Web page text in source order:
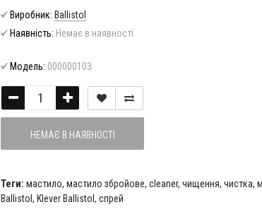
Виробник: Ballistol
Наявність: Немає в наявності
Модель: 000000103
НЕМАЄ В НАЯВНОСТІ
Теги: мастило, мастило збройове, cleaner, чищення, чистка,
Ballistol , Klever Ballistol , спрей